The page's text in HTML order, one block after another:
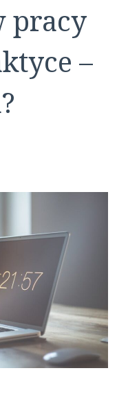
pracy
–